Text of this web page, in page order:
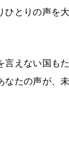
ひとりの声を
言えない国も
なたの声が、